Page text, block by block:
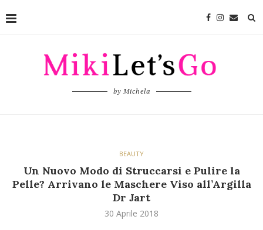
by Michela
BEAUTY
Un Nuovo Modo di Struccarsi e Pulire la
Pelle? Arrivano le Maschere Viso all’Argilla
Dr Jart
30 Aprile 2018